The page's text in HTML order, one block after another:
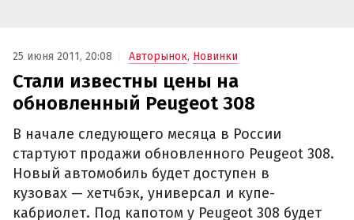
25 июня 2011, 20:08 Авторынок, Новинки
Стали известны цены на
обновленный Peugeot 308
В начале следующего месяца в России
стартуют продажи обновленного Peugeot 308.
Новый автомобиль будет доступен в
кузовах — хетчбэк, универсал и купе-
кабриолет. Под капотом у Peugeot 308 будет